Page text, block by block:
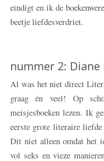
eindigt en ik de
beetje liefdesverdriet.
nummer 2: Diane
Al was het niet direct
graag én veel! Op
meisjesboeken lezen. Ik
eerste grote literaire
Dit niet alleen omdat het
vol seks en vieze